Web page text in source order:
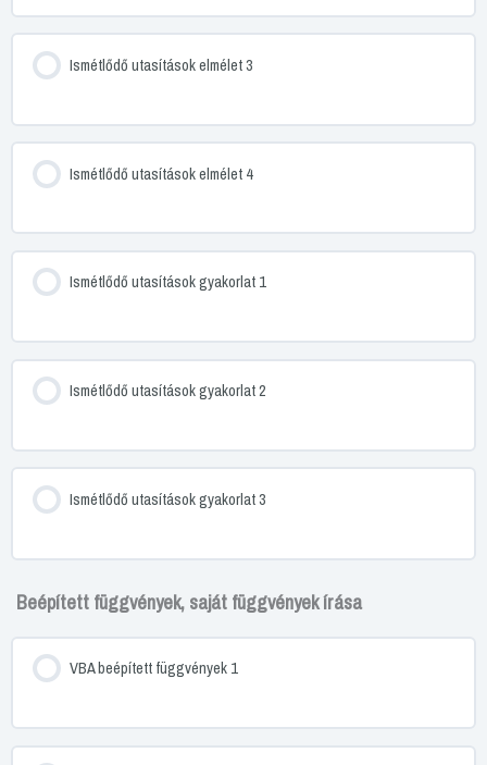
Ismétlődő utasítások elmélet 3
Ismétlődő utasítások elmélet 4
Ismétlődő utasítások gyakorlat 1
Ismétlődő utasítások gyakorlat 2
Ismétlődő utasítások gyakorlat 3
Beépített függvények, saját függvények írása
VBA beépített függvények 1